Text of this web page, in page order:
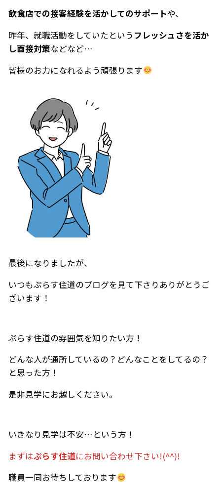
飲食店での接客経験を活かしてのサポートや、
昨年、就職活動をしていたという フレッシュさを活か
し面接対策などなど…
皆様のお力になれるよう頑張ります
最後になりましたが、
いつもぷらす住道のブログを見て下さりありがとうご
ざいます！
ぷらす住道の雰囲気を知りたい方！
どんな人が通所しているの？どんなことをしてるの？
と思った方！
是非見学にお越しください。
いきなり見学は不安…という方！
まずはぷらす住道にお問い合わせ下さい!(^^)!
職員一同お待ちしております